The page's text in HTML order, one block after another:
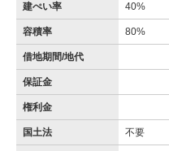
建ぺい率 40%
容積率 80%
借地期間/地代
保証金
権利金
国土法 不要